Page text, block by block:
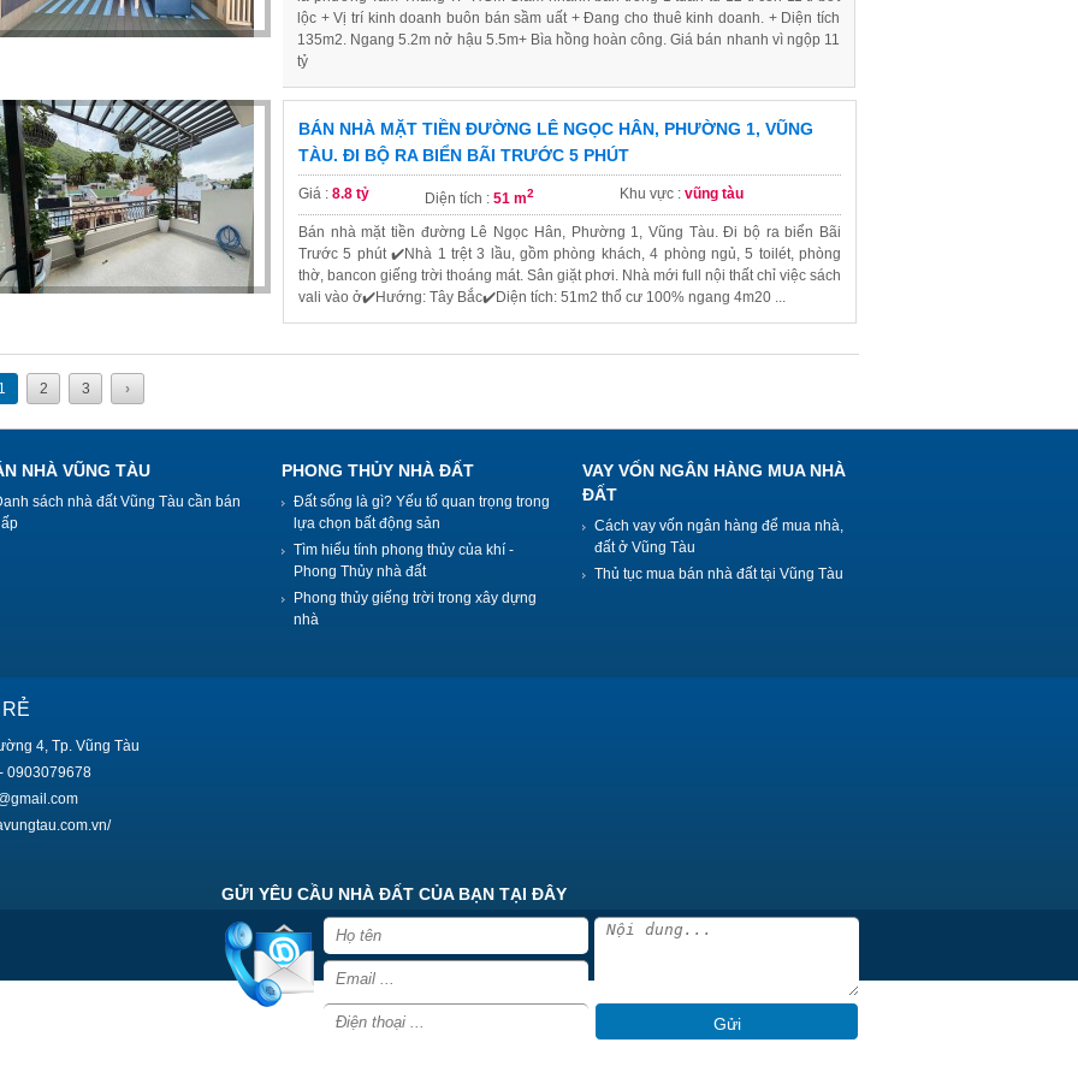
lộc + Vị trí kinh doanh buôn bán sầm uất + Đang cho thuê kinh doanh. + Diện tích
135m2. Ngang 5.2m nở hậu 5.5m+ Bìa hồng hoàn công. Giá bán nhanh vì ngộp 11
tỷ
BÁN NHÀ MẶT TIỀN ĐƯỜNG LÊ NGỌC HÂN, PHƯỜNG 1, VŨNG
TÀU. ĐI BỘ RA BIỂN BÃI TRƯỚC 5 PHÚT
Giá : 8.8 tỷ Diện tích : 51 m2 Khu vực : vũng tàu
Bán nhà mặt tiền đường Lê Ngọc Hân, Phường 1, Vũng Tàu. Đi bộ ra biển Bãi
Trước 5 phút ✔️Nhà 1 trệt 3 lầu, gồm phòng khách, 4 phòng ngủ, 5 toilét, phòng
thờ, bancon giếng trời thoáng mát. Sân giặt phơi. Nhà mới full nội thất chỉ việc sách
vali vào ở✔️Hướng: Tây Bắc✔️Diện tích: 51m2 thổ cư 100% ngang 4m20 ...
2 3 ›
NHÀ VŨNG TÀU
sách nhà đất Vũng Tàu cần bán
PHONG THỦY NHÀ ĐẤT
Đất sống là gì? Yếu tố quan trọng trong
lựa chọn bất động sản
Tìm hiểu tính phong thủy của khí -
Phong Thủy nhà đất
Phong thủy giếng trời trong xây dựng
nhà
VAY VỐN NGÂN HÀNG MUA NHÀ
ĐẤT
Cách vay vốn ngân hàng để mua nhà,
đất ở Vũng Tàu
Thủ tục mua bán nhà đất tại Vũng Tàu
4, Tp. Vũng Tàu
0903079678
GỬI YÊU CẦU NHÀ ĐẤT CỦA BẠN TẠI ĐÂY
Gửi